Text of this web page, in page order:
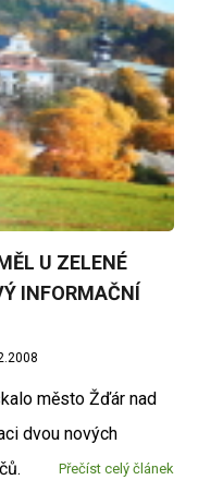
U ZELENÉ
INFORMAČNÍ
město Žďár nad
dvou nových
Přečíst celý článek